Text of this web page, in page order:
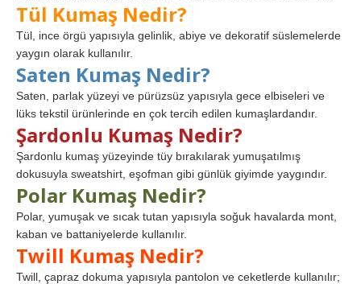
Tül Kumaş Nedir?
Tül, ince örgü yapısıyla gelinlik, abiye ve dekoratif süslemelerde
yaygın olarak kullanılır.
Saten Kumaş Nedir?
Saten, parlak yüzeyi ve pürüzsüz yapısıyla gece elbiseleri ve
lüks tekstil ürünlerinde en çok tercih edilen kumaşlardandır.
Şardonlu Kumaş Nedir?
Şardonlu kumaş yüzeyinde tüy bırakılarak yumuşatılmış
dokusuyla sweatshirt, eşofman gibi günlük giyimde yaygındır.
Polar Kumaş Nedir?
Polar, yumuşak ve sıcak tutan yapısıyla soğuk havalarda mont,
kaban ve battaniyelerde kullanılır.
Twill Kumaş Nedir?
Twill, çapraz dokuma yapısıyla pantolon ve ceketlerde kullanılır;